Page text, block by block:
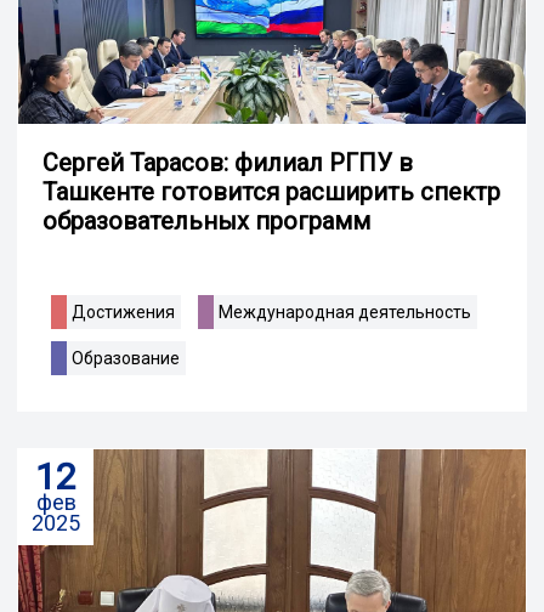
Сергей Тарасов: филиал РГПУ в
Ташкенте готовится расширить спектр
образовательных программ
Достижения Международная деятельность
Образование
12
фев
2025